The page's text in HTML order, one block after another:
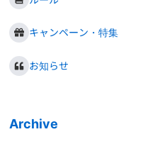
キャンペーン・特集
お知らせ
Archive